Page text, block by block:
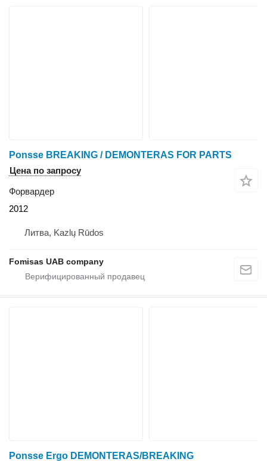
Ponsse BREAKING / DEMONTERAS FOR PARTS
Цена по запросу
Форвардер
2012
Литва, Kazlų Rūdos
Fomisas UAB company
Ponsse Ergo DEMONTERAS/BREAKING